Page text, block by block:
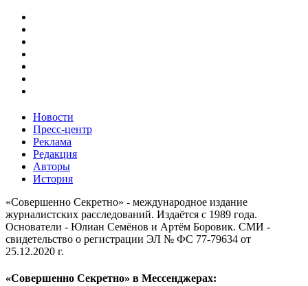
Новости
Пресс-центр
Реклама
Редакция
Авторы
История
«Совершенно Секретно» - международное издание
журналистских расследований. Издаётся с 1989 года.
Основатели - Юлиан Семёнов и Артём Боровик. CМИ -
свидетельство о регистрации ЭЛ № ФС 77-79634 от
25.12.2020 г.
«Совершенно Секретно» в Мессенджерах: